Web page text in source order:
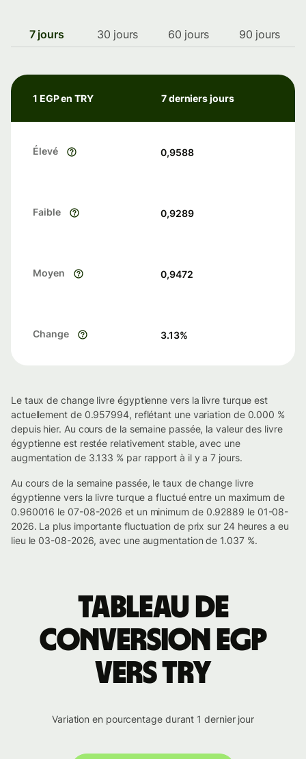
7 jours 30 jours 60 jours 90 jours
1 EGP en TRY 7 derniers jours
Élevé 0,9588
Faible 0,9289
Moyen 0,9472
Change 3.13%
Le taux de change livre égyptienne vers la livre turque est
actuellement de 0.957994, reflétant une variation de 0.000 %
depuis hier. Au cours de la semaine passée, la valeur des livre
égyptienne est restée relativement stable, avec une
augmentation de 3.133 % par rapport à il y a 7 jours.
Au cours de la semaine passée, le taux de change livre
égyptienne vers la livre turque a fluctué entre un maximum de
0.960016 le 07-08-2026 et un minimum de 0.92889 le 01-08-
2026. La plus importante fluctuation de prix sur 24 heures a eu
lieu le 03-08-2026, avec une augmentation de 1.037 %.
Tableau de
conversion EGP
vers TRY
Variation en pourcentage durant 1 dernier jour